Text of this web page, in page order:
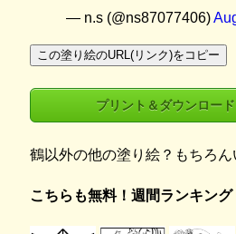
— n.s (@ns87077406)
この塗り絵のURL(リンク)をコピー
プリント＆ダウンロード
鶴以外の他の塗り絵？もちろん
こちらも無料！週間ランキング